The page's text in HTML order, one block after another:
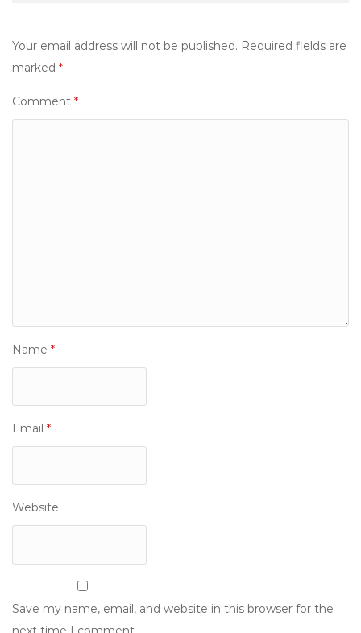
Your email address will not be published. Required fields are
marked *
Comment *
Name *
Email *
Website
Save my name, email, and website in this browser for the